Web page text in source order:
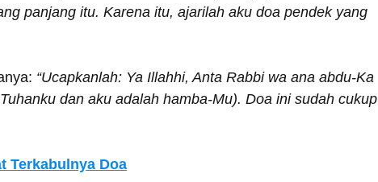
panjang itu. Karena itu, ajarilah aku doa pendek yang
“Ucapkanlah: Ya Illahhi, Anta Rabbi wa ana abdu-Ka
dan aku adalah hamba-Mu). Doa ini sudah cukup
Terkabulnya Doa